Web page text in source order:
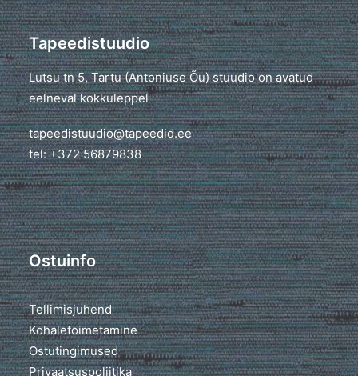
Tapeedistuudio
Lutsu tn 5, Tartu (Antoniuse Õu) stuudio on avatud
eelneval kokkuleppel
tapeedistuudio@tapeedid.ee
tel: +372 56879838
Ostuinfo
Tellimisjuhend
Kohaletoimetamine
Ostutingimused
Privaatsuspoliitika